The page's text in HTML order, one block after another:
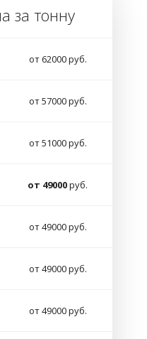
за тонну
от 62000 руб.
от 57000 руб.
от 51000 руб.
от 49000руб.
от 49000 руб.
от 49000 руб.
от 49000 руб.